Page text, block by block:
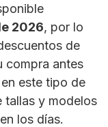
2026, por lo
de
compra antes
este tipo de
tallas y modelos
los días.